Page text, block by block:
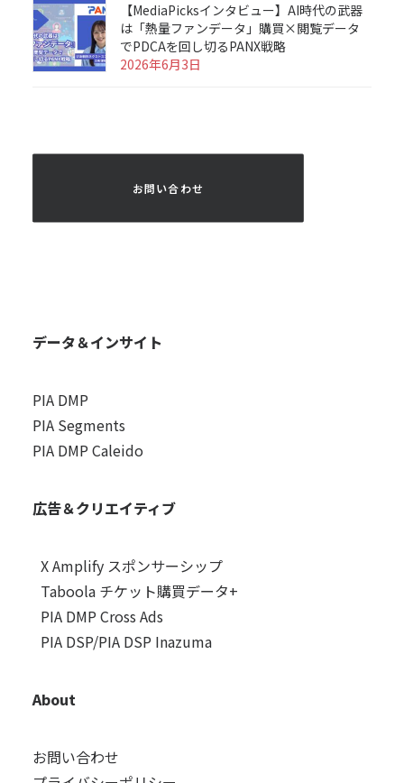
【MediaPicksインタビュー】AI時代の武器
は「熱量ファンデータ」購買×閲覧データ
でPDCAを回し切るPANX戦略
2026年6月3日
お問い合わせ
データ＆インサイト
PIA DMP
PIA Segments
PIA DMP Caleido
広告＆クリエイティブ
X Amplify スポンサーシップ
Taboola チケット購買データ+
PIA DMP Cross Ads
PIA DSP/PIA DSP Inazuma
About
お問い合わせ